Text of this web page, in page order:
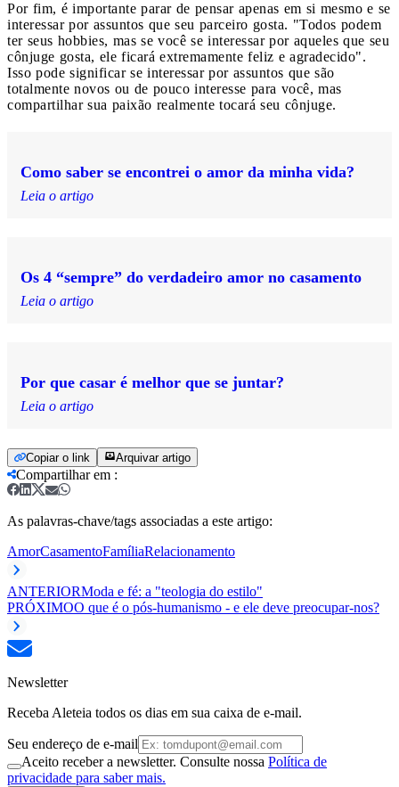
Por fim, é importante parar de pensar apenas em si mesmo e se
interessar por assuntos que seu parceiro gosta. "Todos podem
ter seus hobbies, mas se você se interessar por aqueles que seu
cônjuge gosta, ele ficará extremamente feliz e agradecido".
Isso pode significar se interessar por assuntos que são
totalmente novos ou de pouco interesse para você, mas
compartilhar sua paixão realmente tocará seu cônjuge.
Como saber se encontrei o amor da minha vida?
Leia o artigo
Os 4 “sempre” do verdadeiro amor no casamento
Leia o artigo
Por que casar é melhor que se juntar?
Leia o artigo
Copiar o link Arquivar artigo
Compartilhar em :
As palavras-chave/tags associadas a este artigo:
AmorCasamentoFamíliaRelacionamento
ANTERIORModa e fé: a "teologia do estilo"
PRÓXIMOO que é o pós-humanismo - e ele deve preocupar-nos?
Newsletter
Receba Aleteia todos os dias em sua caixa de e-mail.
Seu endereço de e-mail
Aceito receber a newsletter. Consulte nossa Política de
privacidade para saber mais.